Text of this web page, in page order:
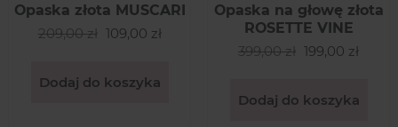
Opaska złota MUSCARI
209,00 zł 109,00 zł
Dodaj do koszyka
Opaska na głowę złota
ROSETTE VINE
399,00 zł 199,00 zł
Dodaj do koszyka